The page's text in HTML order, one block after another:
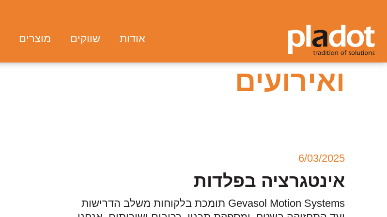
אודות
שווקים מוצרים
חדשות
ואירועים
6/03/2025
אינטגרציה בפלדות
Gevasol Motion Systems תומכת בלקוחות משלב הדרישות